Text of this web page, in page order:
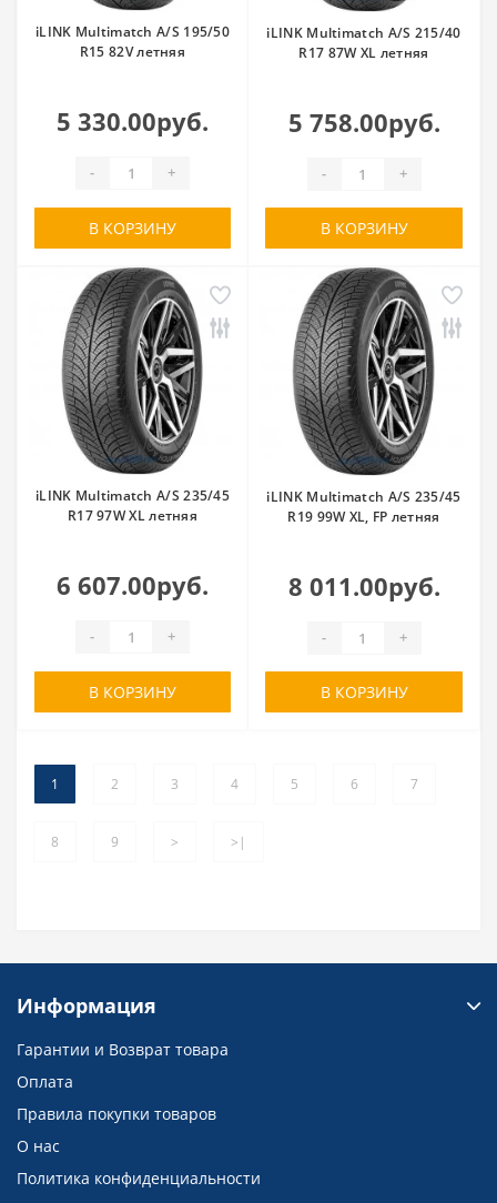
iLINK Multimatch A/S 195/50
R15 82V летняя
5 330.00руб.
- +
В КОРЗИНУ
iLINK Multimatch A/S 215/40
R17 87W XL летняя
5 758.00руб.
- +
В КОРЗИНУ
iLINK Multimatch A/S 235/45
R17 97W XL летняя
6 607.00руб.
- +
В КОРЗИНУ
iLINK Multimatch A/S 235/45
R19 99W XL, FP летняя
8 011.00руб.
- +
В КОРЗИНУ
1 2 3 4 5 6 7
8 9 > >|
Информация
Гарантии и Возврат товара
Оплата
Правила покупки товаров
О нас
Политика конфиденциальности